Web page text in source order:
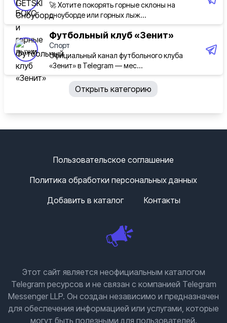
🚀 Хотите покорять горные склоны на
сноуборде или горных лыж...
Футбольный клуб «Зенит»
Спорт
Официальный канал футбольного клуба
«Зенит» в Telegram — мес...
Открыть категорию
Пользовательское соглашение
Политика обработки персональных данных
Добавить в каталог
Контакты
Этот сайт является неофициальным каталогом
Telegram ресурсов и не связан с компанией Telegram
Messenger LLP. Он создан независимо и предназначен
для обеспечения информацией или услугами, которые
могут быть полезными для пользователей.